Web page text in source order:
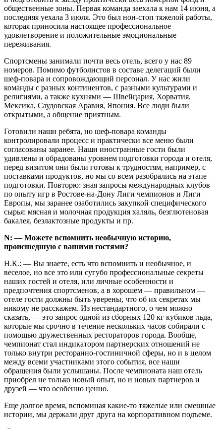
общественные зоны. Первая команда заехала к нам 14 июня, а
последняя уехала 3 июля. Это был нон-стоп тяжелой работы,
которая приносила настоящее профессиональное
удовлетворение и положительные эмоциональные
переживания.
Спортсмены занимали почти весь отель, всего у нас 89
номеров. Помимо футболистов в составе делегаций были
шеф-повара и сопровождающий персонал. У нас жили
команды с разных континентов, с разными культурами и
религиями, а также кухнями — Швейцария, Хорватия,
Мексика, Саудовская Аравия, Япония. Все люди были
открытыми, а общение приятным.
Готовили наши ребята, но шеф-повара команды
контролировали процесс и практически все меню были
согласованы заранее. Наши иностранные гости были
удивлены и обрадованы уровнем подготовки города и отеля,
перед визитом они были готовы к трудностям, например, с
поставками продуктов, но мы со всем разобрались на этапе
подготовки. Повторю: зная запросы международных клубов
по опыту игр в Ростове-на-Дону Лиги чемпионов и Лиги
Европы, мы заранее озаботились закупкой специфического
сырья: мясная и молочная продукция халяль, безглютеновая
бакалея, безлактозные продукты и пр.
N: — Можете вспомнить необычную историю,
происшедшую с вашими гостями?
Н.К.: — Вы знаете, есть что вспомнить и необычное, и
веселое, но все это или сугубо профессиональные секреты
наших гостей и отеля, или личные особенности и
предпочтения спортсменов, а в хорошем — правильном —
отеле гости должны быть уверены, что об их секретах мы
никому не расскажем. Из нестандартного, о чем можно
сказать, — это запрос одной из сборных 120 кг кубиков льда,
которые мы срочно в течение нескольких часов собирали с
помощью дружественных рестораторов города. Вообще,
чемпионат стал индикатором партнерских отношений не
только внутри ресторанно-гостиничной сферы, но и в целом
между всеми участниками этого события, все наши
обращения были услышаны. После чемпионата наш отель
приобрел не только новый опыт, но и новых партнеров и
друзей — что особенно ценно.
Еще долгое время, вспоминая какие-то тяжелые или смешные
истории, мы держали друг друга на корпоративном подъеме.